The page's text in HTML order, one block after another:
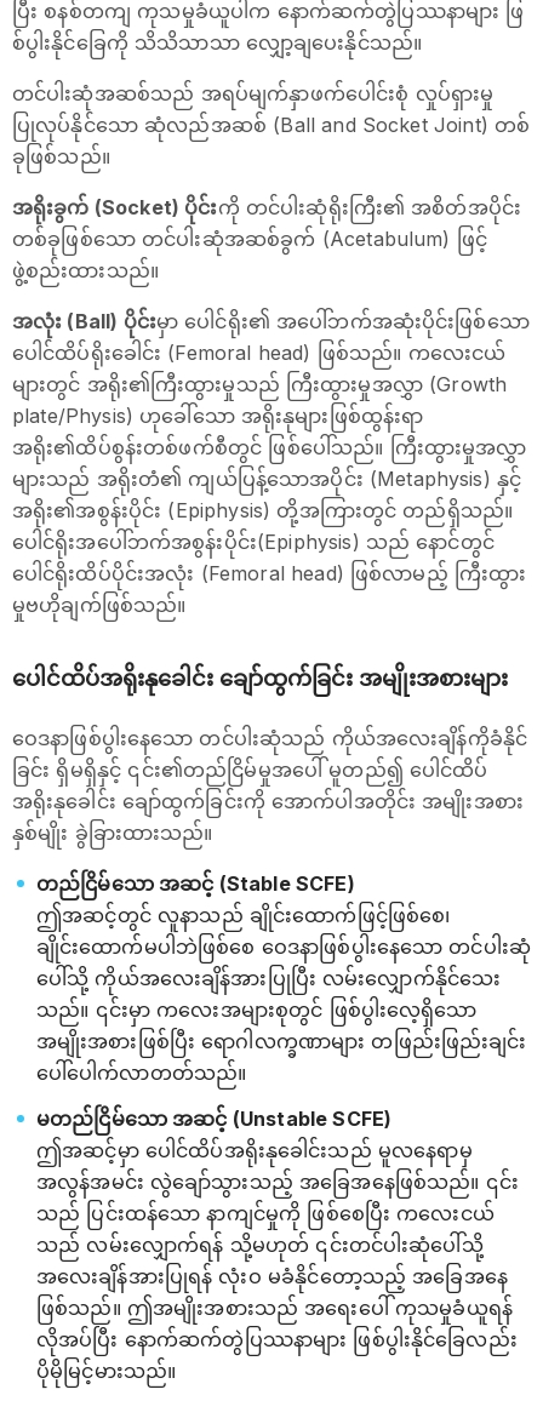
ပြီး စနစ်တကျ ကုသမှုခံယူပါက နောက်ဆက်တွဲပြဿနာများ ဖြ
စ်ပွါးနိုင်ခြေကို သိသိသာသာ လျှော့ချပေးနိုင်သည်။
တင်ပါးဆုံအဆစ်သည် အရပ်မျက်နှာဖက်ပေါင်းစုံ လှုပ်ရှားမှု
ပြုလုပ်နိုင်သော ဆုံလည်အဆစ် (Ball and Socket Joint) တစ်
ခုဖြစ်သည်။
အရိုးခွက် (Socket) ပိုင်းကို တင်ပါးဆုံရိုးကြီး၏ အစိတ်အပိုင်း
တစ်ခုဖြစ်သော တင်ပါးဆုံအဆစ်ခွက် (Acetabulum) ဖြင့်
ဖွဲ့စည်းထားသည်။
အလုံး (Ball) ပိုင်းမှာ ပေါင်ရိုး၏ အပေါ်ဘက်အဆုံးပိုင်းဖြစ်သော
ပေါင်ထိပ်ရိုးခေါင်း (Femoral head) ဖြစ်သည်။ ကလေးငယ်
များတွင် အရိုး၏ကြီးထွားမှုသည် ကြီးထွားမှုအလွှာ (Growth
plate/Physis) ဟုခေါ်သော အရိုးနုများဖြစ်ထွန်းရာ
အရိုး၏ထိပ်စွန်းတစ်ဖက်စီတွင် ဖြစ်ပေါ်သည်။ ကြီးထွားမှုအလွှာ
များသည် အရိုးတံ၏ ကျယ်ပြန့်သောအပိုင်း (Metaphysis) နှင့်
အရိုး၏အစွန်းပိုင်း (Epiphysis) တို့အကြားတွင် တည်ရှိသည်။
ပေါင်ရိုးအပေါ်ဘက်အစွန်းပိုင်း(Epiphysis) သည် နောင်တွင်
ပေါင်ရိုးထိပ်ပိုင်းအလုံး (Femoral head) ဖြစ်လာမည့် ကြီးထွား
မှုဗဟိုချက်ဖြစ်သည်။
ပေါင်ထိပ်အရိုးနုခေါင်း ချော်ထွက်ခြင်း အမျိုးအစားများ
ဝေဒနာဖြစ်ပွါးနေသော တင်ပါးဆုံသည် ကိုယ်အလေးချိန်ကိုခံနိုင်
ခြင်း ရှိမရှိနှင့် ၎င်း၏တည်ငြိမ်မှုအပေါ် မူတည်၍ ပေါင်ထိပ်
အရိုးနုခေါင်း ချော်ထွက်ခြင်းကို အောက်ပါအတိုင်း အမျိုးအစား
နှစ်မျိုး ခွဲခြားထားသည်။
တည်ငြိမ်သော အဆင့် (Stable SCFE)
ဤအဆင့်တွင် လူနာသည် ချိုင်းထောက်ဖြင့်ဖြစ်စေ၊
ချိုင်းထောက်မပါဘဲဖြစ်စေ ဝေဒနာဖြစ်ပွါးနေသော တင်ပါးဆုံ
ပေါ်သို့ ကိုယ်အလေးချိန်အားပြုပြီး လမ်းလျှောက်နိုင်သေး
သည်။ ၎င်းမှာ ကလေးအများစုတွင် ဖြစ်ပွါးလေ့ရှိသော
အမျိုးအစားဖြစ်ပြီး ရောဂါလက္ခဏာများ တဖြည်းဖြည်းချင်း
ပေါ်ပေါက်လာတတ်သည်။
မတည်ငြိမ်သော အဆင့် (Unstable SCFE)
ဤအဆင့်မှာ ပေါင်ထိပ်အရိုးနုခေါင်းသည် မူလနေရာမှ
အလွန်အမင်း လွဲချော်သွားသည့် အခြေအနေဖြစ်သည်။ ၎င်း
သည် ပြင်းထန်သော နာကျင်မှုကို ဖြစ်စေပြီး ကလေးငယ်
သည် လမ်းလျှောက်ရန် သို့မဟုတ် ၎င်းတင်ပါးဆုံပေါ်သို့
အလေးချိန်အားပြုရန် လုံးဝ မခံနိုင်တော့သည့် အခြေအနေ
ဖြစ်သည်။ ဤအမျိုးအစားသည် အရေးပေါ် ကုသမှုခံယူရန်
လိုအပ်ပြီး နောက်ဆက်တွဲပြဿနာများ ဖြစ်ပွါးနိုင်ခြေလည်း
ပိုမိုမြင့်မားသည်။